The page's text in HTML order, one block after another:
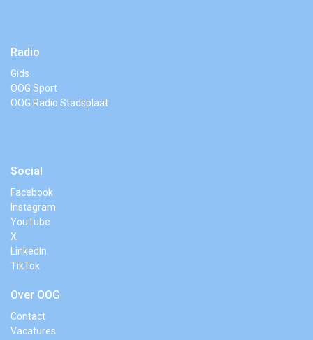
Radio
Gids
OOG Sport
OOG Radio Stadsplaat
Social
Facebook
Instagram
YouTube
X
LinkedIn
TikTok
Over OOG
Contact
Vacatures